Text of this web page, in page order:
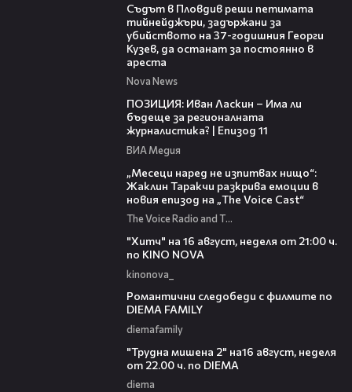
Съдът в Пловдив реши петимата
тийнейджъри, задържани за
убийството на 37-годишния Георги
Кузев, да останат за постоянно в
ареста
Nova News
ПОЗИЦИЯ: Иван Ласкин – Има ли
бъдеще за регионалната
журналистика? | Епизод 11
ВИА Медия
„Месеци наред не изпитвах нищо“:
Жаклин Таракчи разкрива емоции в
новия епизод на „The Voice Cast“
The Voice Radio and TV Bulgaria
"Хитч" на 16 август, неделя от 21:00 ч.
по KINO NOVA
kinonova_
Романтични следобеди с филмите по
DIEMA FAMILY
diemafamily
"Трудна мишена 2" на16 август, неделя
от 22.00 ч. по DIEMA
diema